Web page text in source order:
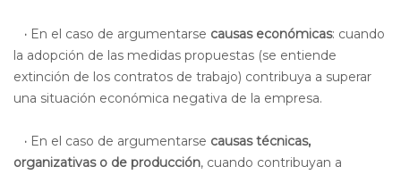
· En el caso de argumentarse causas económicas: cuando
la adopción de las medidas propuestas (se entiende
extinción de los contratos de trabajo) contribuya a superar
una situación económica negativa de la empresa.
· En el caso de argumentarse causas técnicas,
organizativas o de producción, cuando contribuyan a